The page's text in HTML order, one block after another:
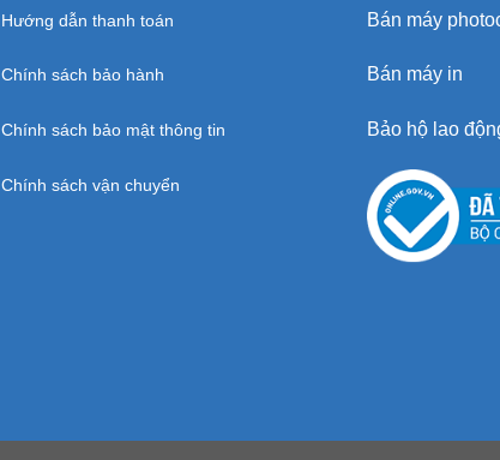
Hướng dẫn thanh toán
Chính sách bảo hành
Chính sách bảo mật thông tin
Chính sách vận chuyển
Bán máy
Bán máy in
Bảo hộ lao